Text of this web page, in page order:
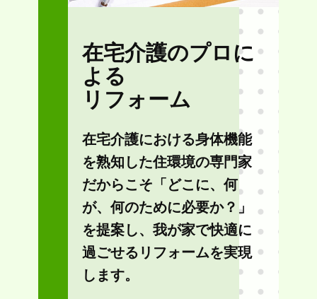
在宅介護のプロに
よる
リフォーム
在宅介護における身体機能
を熟知した住環境の専門家
だからこそ「どこに、何
が、何のために必要か？」
を提案し、我が家で快適に
過ごせるリフォームを実現
します。